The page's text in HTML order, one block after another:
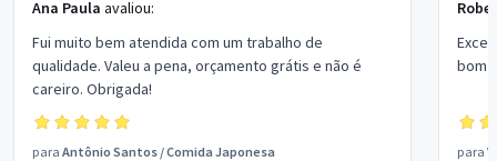
Ana Paula avaliou:
Fui muito bem atendida com um trabalho de
qualidade. Valeu a pena, orçamento grátis e não é
careiro. Obrigada!
para Antônio Santos /Comida Japonesa
bom
para